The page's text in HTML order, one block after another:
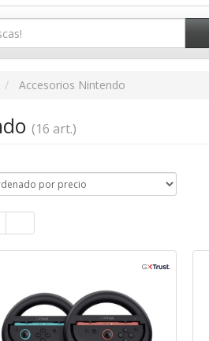
Accesorios Nintendo
(16 art.)